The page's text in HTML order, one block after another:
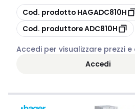
copia
Cod. prodotto HAGADC810H
copia
Cod. produttoreADC810H
Accedi per visualizzare prezzi
Accedi